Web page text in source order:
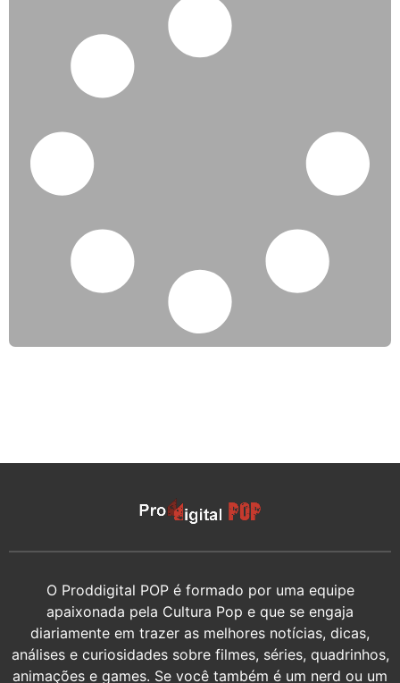
O Proddigital POP é formado por uma equipe
apaixonada pela Cultura Pop e que se engaja
diariamente em trazer as melhores notícias, dicas,
análises e curiosidades sobre filmes, séries, quadrinhos,
animações e games. Se você também é um nerd ou um